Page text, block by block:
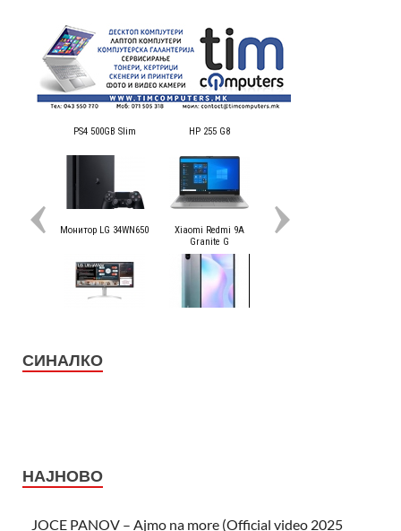
СИНАЛКО
НАЈНОВО
JOCE PANOV – Ajmo na more (Official video 2025